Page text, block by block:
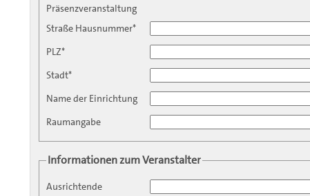
Präsenzveranstaltung
Straße Hausnummer*
PLZ*
Stadt*
Name der Einrichtung
Raumangabe
Informationen zum Veranstalter
Ausrichtende